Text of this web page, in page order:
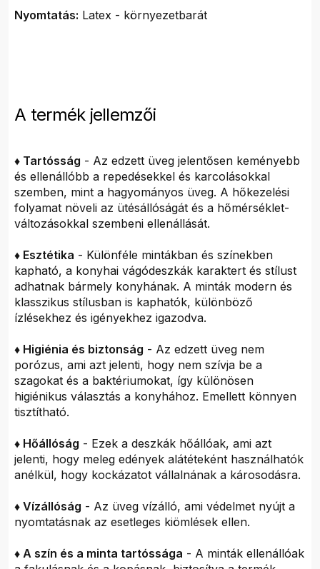
Nyomtatás: Latex - környezetbarát
A termék jellemzői
♦ Tartósság - Az edzett üveg jelentősen keményebb
és ellenállóbb a repedésekkel és karcolásokkal
szemben, mint a hagyományos üveg. A hőkezelési
folyamat növeli az ütésállóságát és a hőmérséklet-
változásokkal szembeni ellenállását.
♦ Esztétika - Különféle mintákban és színekben
kapható, a konyhai vágódeszkák karaktert és stílust
adhatnak bármely konyhának. A minták modern és
klasszikus stílusban is kaphatók, különböző
ízlésekhez és igényekhez igazodva.
♦ Higiénia és biztonság - Az edzett üveg nem
porózus, ami azt jelenti, hogy nem szívja be a
szagokat és a baktériumokat, így különösen
higiénikus választás a konyhához. Emellett könnyen
tisztítható.
♦ Hőállóság - Ezek a deszkák hőállóak, ami azt
jelenti, hogy meleg edények alátéteként használhatók
anélkül, hogy kockázatot vállalnának a károsodásra.
♦ Vízállóság - Az üveg vízálló, ami védelmet nyújt a
nyomtatásnak az esetleges kiömlések ellen.
♦ A szín és a minta tartóssága - A minták ellenállóak